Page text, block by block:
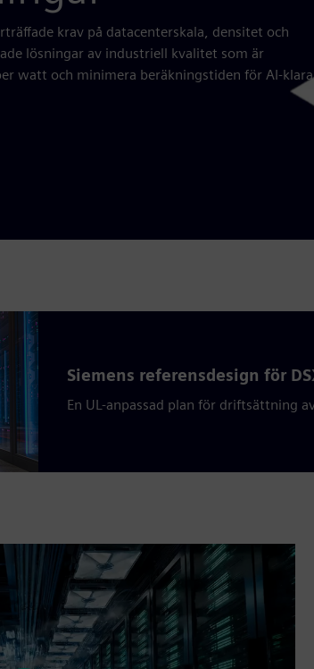
krav på datacenterskala, densitet och
lösningar av industriell kvalitet som är
watt och minimera beräkningstiden för AI-klara
Siemens referensdesign för
En UL-anpassad plan för driftsättning